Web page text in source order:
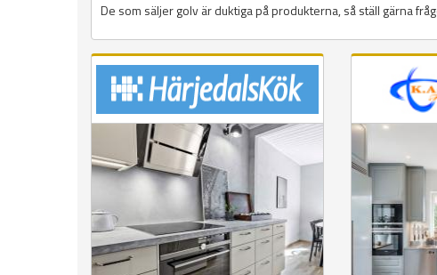
De som säljer golv är duktiga på produkterna, så ställ gärna